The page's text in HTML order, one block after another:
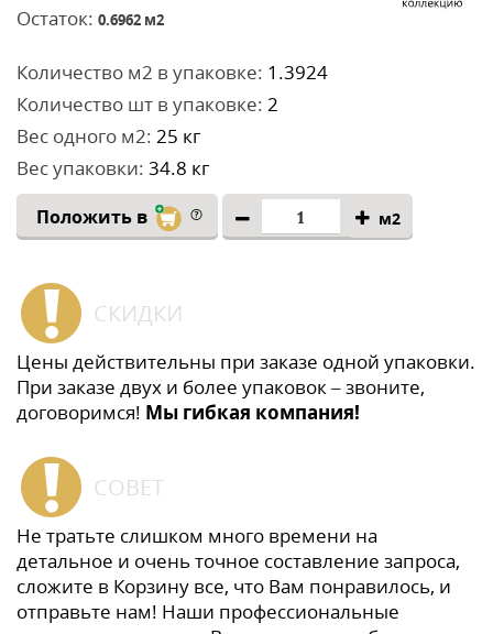
Остаток: 0.6962 м2
Количество м2 в упаковке: 1.3924
Количество шт в упаковке: 2
Вес одного м2: 25 кг
Вес упаковки: 34.8 кг
Положить в м2
СКИДКИ
Цены действительны при заказе одной упаковки.
При заказе двух и более упаковок – звоните,
договоримся! Мы гибкая компания!
СОВЕТ
Не тратьте слишком много времени на
детальное и очень точное составление запроса,
сложите в Корзину все, что Вам понравилось, и
отправьте нам! Наши профессиональные